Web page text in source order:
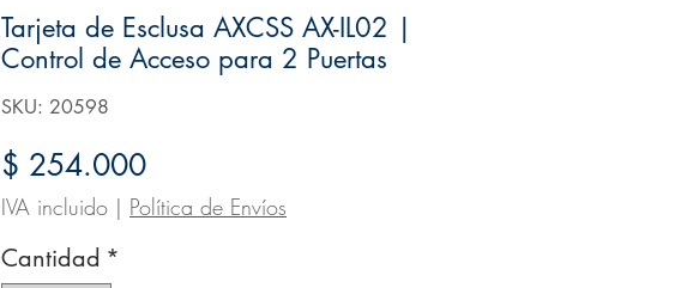
Tarjeta de Esclusa AXCSS AX-IL02 |
Control de Acceso para 2 Puertas
SKU: 20598
$ 254.000Precio
IVA incluido | Política de Envíos
Cantidad *